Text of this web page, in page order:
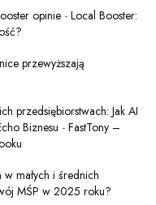
opinie - Local Booster:
przewyższają
przedsiębiorstwach: Jak AI
Biznesu - FastTony –
małych i średnich
MŚP w 2025 roku?